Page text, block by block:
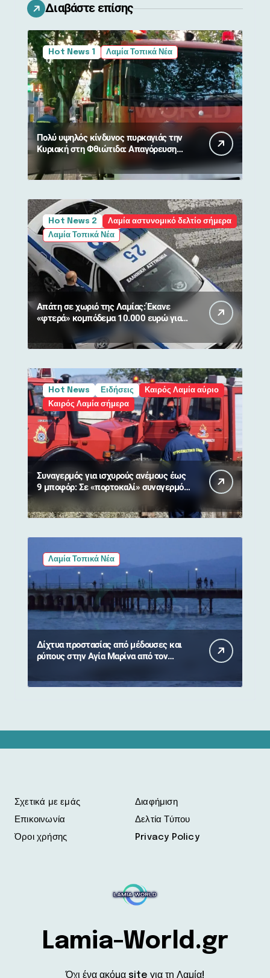
Διαβάστε επίσης
Hot News 1 Λαμία Τοπικά Νέα
Πολύ υψηλός κίνδυνος πυρκαγιάς την
Κυριακή στη Φθιώτιδα: Απαγόρευση
NATURA
Hot News 2
Λαμία αστυνομικό δελτίο σήμερα
Λαμία Τοπικά Νέα
Απάτη σε χωριό της Λαμίας: Έκανε
«φτερά» κομπόδεμα 10.000 ευρώ για
Hot News Ειδήσεις
Καιρός Λαμία αύριο
Καιρός Λαμία σήμερα
Συναγερμός για ισχυρούς ανέμους έως
9 μποφόρ: Σε «πορτοκαλί» συναγερμό
η Στερεά Ελλάδα
Λαμία Τοπικά Νέα
Δίχτυα προστασίας από μέδουσες και
ρύπους στην Αγία Μαρίνα από τον
Σχετικά με εμάς
Επικοινωνία
Όροι χρήσης
Διαφήμιση
Δελτία Τύπου
Privacy Policy
Lamia-World.gr
Όχι ένα ακόμα site για τη Λαμία!